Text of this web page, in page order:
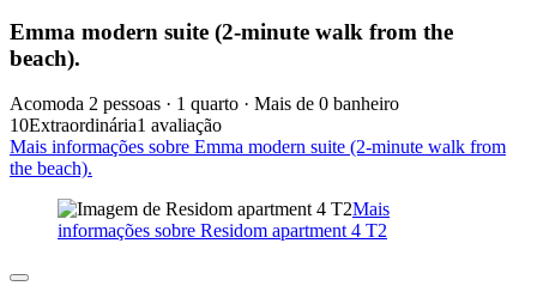
Emma modern suite (2-minute walk from the
beach).
Acomoda 2 pessoas · 1 quarto · Mais de 0 banheiro
10Extraordinária1 avaliação
Mais informações sobre Emma modern suite (2-minute walk from
the beach).
Mais
informações sobre Residom apartment 4 T2